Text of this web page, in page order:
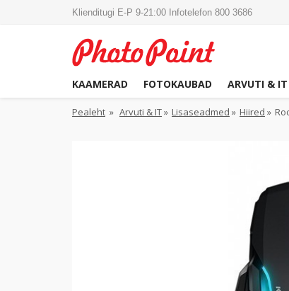
Klienditugi E-P 9-21:00 Infotelefon 800 3686
KAAMERAD FOTOKAUBAD ARVUTI & IT
Pealeht » Arvuti & IT» Lisaseadmed » Hiired »